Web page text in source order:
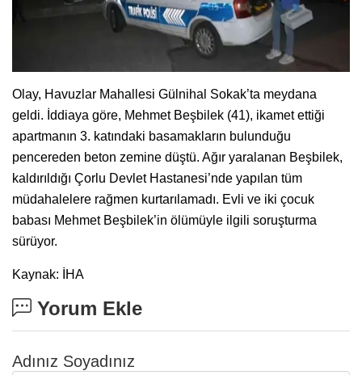
Olay, Havuzlar Mahallesi Gülnihal Sokak’ta meydana
geldi. İddiaya göre, Mehmet Beşbilek (41), ikamet ettiği
apartmanın 3. katındaki basamakların bulunduğu
pencereden beton zemine düştü. Ağır yaralanan Beşbilek,
kaldırıldığı Çorlu Devlet Hastanesi’nde yapılan tüm
müdahalelere rağmen kurtarılamadı. Evli ve iki çocuk
babası Mehmet Beşbilek’in ölümüyle ilgili soruşturma
sürüyor.
Kaynak: İHA
Yorum Ekle
Adınız Soyadınız